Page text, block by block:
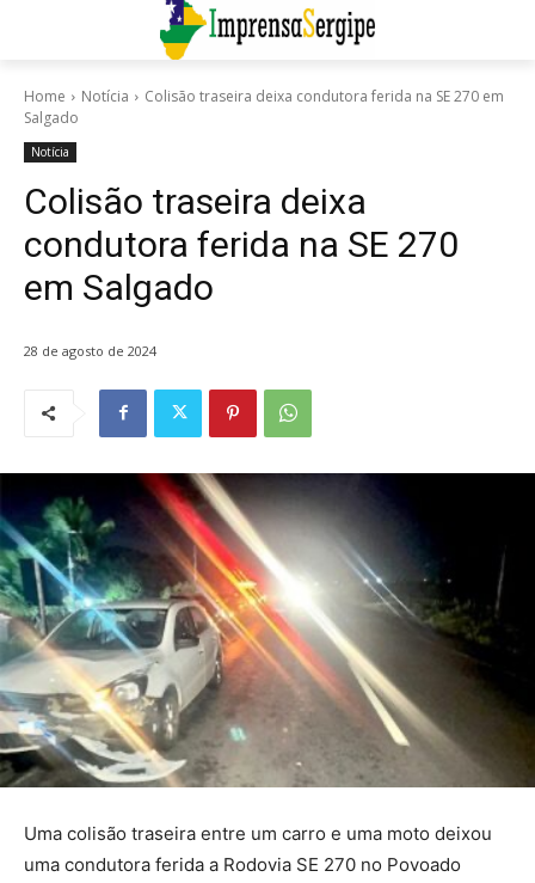
Home Notícia
Colisão traseira deixa condutora ferida na SE 270 em
Salgado
Notícia
Colisão traseira deixa
condutora ferida na SE 270
em Salgado
28 de agosto de 2024
Uma colisão traseira entre um carro e uma moto deixou
uma condutora ferida a Rodovia SE 270 no Povoado